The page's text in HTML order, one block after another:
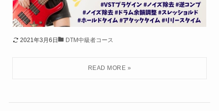
2021年3月6日 DTM中級者コース